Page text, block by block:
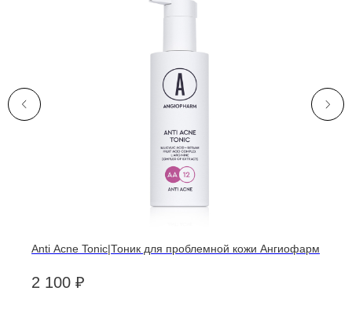
Anti Acne Tonic|Тоник для проблемной кожи Ангиофарм
2 100 ₽